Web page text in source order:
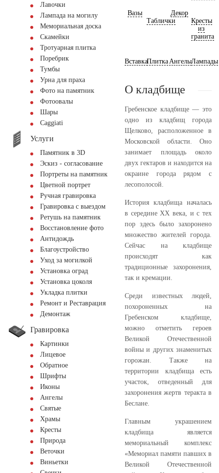
Лавочки
Лампада на могилу
Мемориальная доска
Скамейки
Тротуарная плитка
Поребрик
Тумбы
Урна для праха
Фото на памятник
Фотоовалы
Шары
Сaggiati
Услуги
Памятник в 3D
Эскиз - согласование
Портреты на памятник
Цветной портрет
Ручная гравировка
Гравировка с выездом
Ретушь на памятник
Восстановление фото
Антидождь
Благоустройство
Уход за могилкой
Установка оград
Установка цоколя
Укладка плитки
Ремонт и Реставрация
Демонтаж
Гравировка
Картинки
Лицевое
Обратное
Шрифты
Иконы
Ангелы
Святые
Храмы
Кресты
Природа
Веточки
Виньетки
Вазы
Таблички
Декор
Кресты
из
гранита
ВставкаПлитка АнгелыЛампады
О кладбище
Гребенское кладбище — это
одно из кладбищ города
Щелково, расположенное в
Московской области. Оно
занимает площадь около
двух гектаров и находится на
окраине города рядом с
лесополосой.
История кладбища началась
в середине XX века, и с тех
пор здесь было захоронено
множество жителей города.
Сейчас на кладбище
происходят как
традиционные захоронения,
так и кремации.
Среди известных людей,
похороненных на
Гребенском кладбище,
можно отметить героев
Великой Отечественной
войны и других знаменитых
горожан. Также на
территории кладбища есть
участок, отведенный для
захоронения жертв теракта в
Беслане.
Главным украшением
кладбища является
мемориальный комплекс
«Мемориал памяти павших в
Великой Отечественной